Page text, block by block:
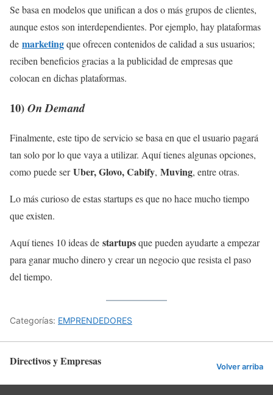
Se basa en modelos que unifican a dos o más grupos de clientes,
aunque estos son interdependientes. Por ejemplo, hay plataformas
de marketingque ofrecen contenidos de calidad a sus usuarios;
reciben beneficios gracias a la publicidad de empresas que
colocan en dichas plataformas.
10)On Demand
Finalmente, este tipo de servicio se basa en que el usuario pagará
tan solo por lo que vaya a utilizar. Aquí tienes algunas opciones,
como puede serUber, Glovo, Cabify, Muving, entre otras.
Lo más curioso de estas startups es que no hace mucho tiempo
que existen.
Aquí tienes 10 ideas de startupsque pueden ayudarte a empezar
para ganar mucho dinero y crear un negocio que resista el paso
del tiempo.
Categorías: EMPRENDEDORES
Directivos y Empresas Volver arriba